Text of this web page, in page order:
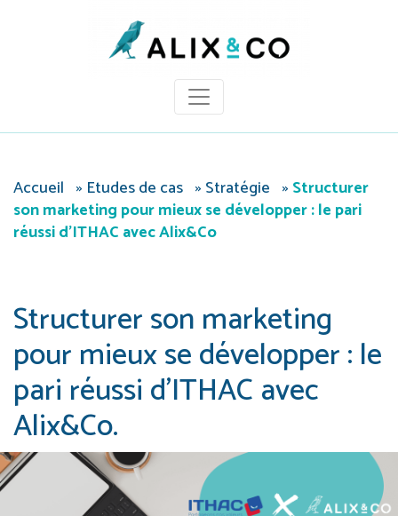
Accueil » Etudes de cas » Stratégie » Structurer
son marketing pour mieux se développer : le pari
réussi d’ITHAC avec Alix&Co
Structurer son marketing
pour mieux se développer : le
pari réussi d’ITHAC avec
Alix&Co.